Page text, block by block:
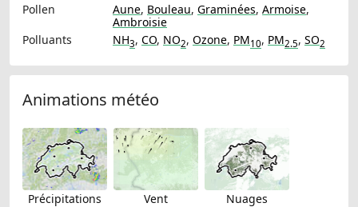
Pollen
Aune, Bouleau, Graminées, Armoise,
Ambroisie
Polluants
NH3, CO, NO2, Ozone, PM10, PM2.5, SO2
Animations météo
Précipitations Vent Nuages